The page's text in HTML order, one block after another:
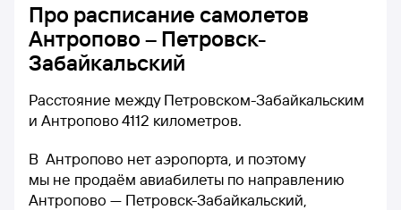
Про расписание самолетов
Антропово – Петровск-
Забайкальский
Расстояние между Петровском-Забайкальским
и Антропово 4112 километров.
В Антропово нет аэропорта, и поэтому
мы не продаём авиабилеты по направлению
Антропово — Петровск-Забайкальский,